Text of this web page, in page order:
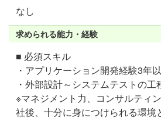
なし
求められる能力・経験
■ 必須スキル
・アプリケーション開発経験3年
・外部設計～システムテストの工
※マネジメント力、コンサルティ
社後、十分に身につけられる環境